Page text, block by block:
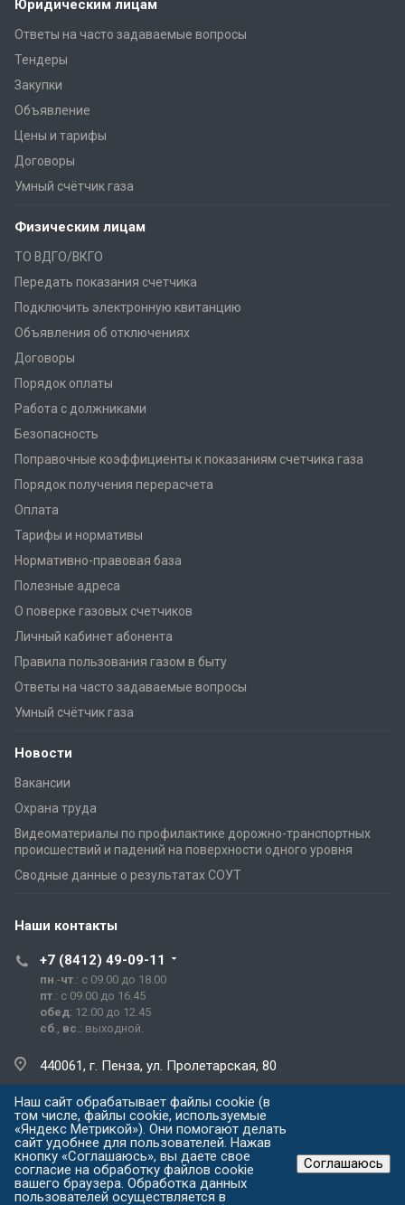
Юридическим лицам
Ответы на часто задаваемые вопросы
Тендеры
Закупки
Объявление
Цены и тарифы
Договоры
Умный счётчик газа
Физическим лицам
ТО ВДГО/ВКГО
Передать показания счетчика
Подключить электронную квитанцию
Объявления об отключениях
Договоры
Порядок оплаты
Работа с должниками
Безопасность
Поправочные коэффициенты к показаниям счетчика газа
Порядок получения перерасчета
Оплата
Тарифы и нормативы
Нормативно-правовая база
Полезные адреса
О поверке газовых счетчиков
Личный кабинет абонента
Правила пользования газом в быту
Ответы на часто задаваемые вопросы
Умный счётчик газа
Новости
Вакансии
Охрана труда
Видеоматериалы по профилактике дорожно-транспортных
происшествий и падений на поверхности одного уровня
Сводные данные о результатах СОУТ
Наши контакты
+7 (8412) 49-09-11
пн .-чт .: с 09.00 до 18.00
пт .: с 09.00 до 16.45
обед: 12.00 до 12.45
сб
вс .: выходной.
440061, г. Пенза, ул. Пролетарская, 80
prg@prg.sura.ru
© ООО "Газпром межрегионгаз Пенза" Все права защищены 2026 г.
Разработка сайта- WAYDEV
Наш сайт обрабатывает файлы cookie (в
том числе, файлы cookie, используемые
«Яндекс Метрикой»). Они помогают делать
сайт удобнее для пользователей. Нажав
кнопку «Соглашаюсь», вы даете свое
согласие на обработку файлов cookie
вашего браузера. Обработка данных
пользователей осуществляется в
Соглашаюсь